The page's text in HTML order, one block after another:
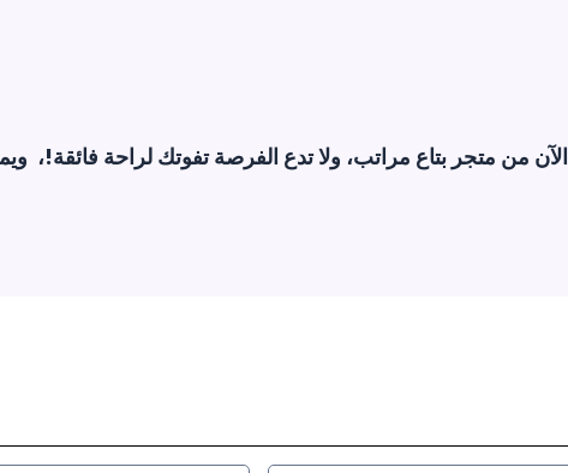
مقاس 135 × 70 الآن من متجر بتاع مراتب، ولا تدع الفرصة تفوتك لراحة